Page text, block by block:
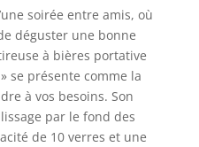
soirée entre amis, où
déguster une bonne
à bières portative
se présente comme la
à vos besoins. Son
par le fond des
de 10 verres et une